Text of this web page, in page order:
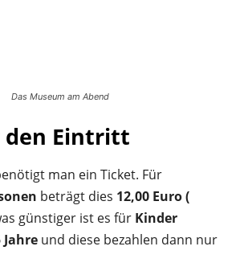
Das Museum am Abend
den Eintritt
man ein Ticket. Für
beträgt dies 12,00 Euro (
günstiger ist es für Kinder
Jahre und diese bezahlen dann nur